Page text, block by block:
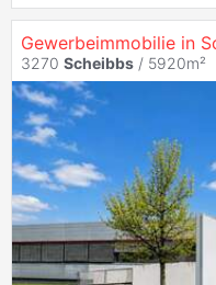
3270 Scheibbs / 5920m²